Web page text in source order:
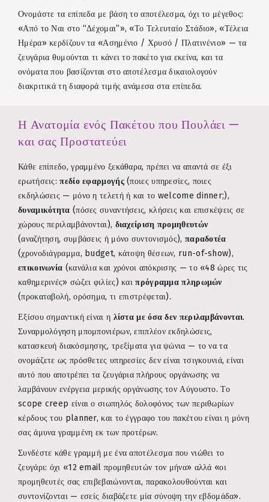
Ονομάστε τα επίπεδα με βάση το αποτέλεσμα, όχι το μέγεθος:
«Από το Ναι στο “Δέχομαι”», «Το Τελευταίο Στάδιο», «Τέλεια
Ημέρα» κερδίζουν τα «Ασημένιο / Χρυσό / Πλατινένιο» — τα
ζευγάρια θυμούνται τι κάνει το πακέτο για εκείνα, και τα
ονόματα που βασίζονται στο αποτέλεσμα δικαιολογούν
διακριτικά τη διαφορά τιμής ανάμεσα στα επίπεδα.
Η Ανατομία ενός Πακέτου που Πουλάει —
και σας Προστατεύει
Κάθε επίπεδο, γραμμένο ξεκάθαρα, πρέπει να απαντά σε έξι
ερωτήσεις:πεδίο εφαρμογής(ποιες υπηρεσίες, ποιες
εκδηλώσεις — μόνο η τελετή ή και το welcome dinner;),
δυναμικότητα (πόσες συναντήσεις, κλήσεις και επισκέψεις σε
χώρους περιλαμβάνονται), διαχείριση προμηθευτών
(αναζήτηση, συμβάσεις ή μόνο συντονισμός), παραδοτέα
(χρονοδιάγραμμα, budget, κάτοψη θέσεων, run-of-show),
επικοινωνία (κανάλια και χρόνοι απόκρισης — το «48 ώρες τις
καθημερινές» σώζει φιλίες) καιπρόγραμμα πληρωμών
(προκαταβολή, ορόσημα, τι επιστρέφεται).
Εξίσου σημαντική είναι η λίστα με όσα δεν περιλαμβάνονται.
Συναρμολόγηση μπομπονιέρων, επιπλέον εκδηλώσεις,
κατασκευή διακόσμησης, τρεξίματα για ψώνια — το να τα
ονομάζετε ως πρόσθετες υπηρεσίες δεν είναι τσιγκουνιά, είναι
αυτό που αποτρέπει τα ζευγάρια πλήρους οργάνωσης να
λαμβάνουν ενέργεια μερικής οργάνωσης τον Αύγουστο. Το
scope creep είναι ο σιωπηλός δολοφόνος των περιθωρίων
κέρδους του planner, και το έγγραφο του πακέτου είναι η μόνη
σας άμυνα γραμμένη εκ των προτέρων.
Συνδέστε κάθε γραμμή με ένα αποτέλεσμα που νιώθει το
ζευγάρι: όχι «12 email προμηθευτών τον μήνα» αλλά «οι
προμηθευτές σας επιβεβαιώνονται, παρακολουθούνται και
συντονίζονται — εσείς διαβάζετε μία σύνοψη την εβδομάδα».